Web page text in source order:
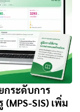
กระดับการ
SIS) เพิ่ม